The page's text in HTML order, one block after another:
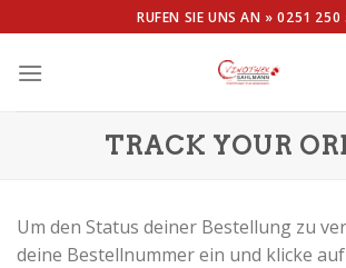
to
content
RUFEN SIE UNS AN »0251 250
TRACK YOUR
Um den Status deiner Bestellung zu
deine Bestellnummer ein und klicke auf